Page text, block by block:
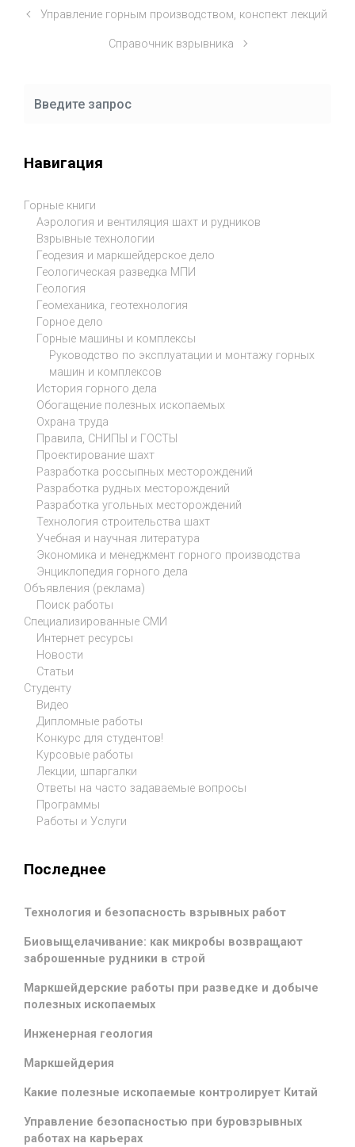
Управление горным производством, конспект лекций
Справочник взрывника
Навигация
Горные книги
Аэрология и вентиляция шахт и рудников
Взрывные технологии
Геодезия и маркшейдерское дело
Геологическая разведка МПИ
Геология
Геомеханика, геотехнология
Горное дело
Горные машины и комплексы
Руководство по эксплуатации и монтажу горных
машин и комплексов
История горного дела
Обогащение полезных ископаемых
Охрана труда
Правила, СНИПЫ и ГОСТЫ
Проектирование шахт
Разработка россыпных месторождений
Разработка рудных месторождений
Разработка угольных месторождений
Технология строительства шахт
Учебная и научная литература
Экономика и менеджмент горного производства
Энциклопедия горного дела
Объявления (реклама)
Поиск работы
Специализированные СМИ
Интернет ресурсы
Новости
Статьи
Студенту
Видео
Дипломные работы
Конкурс для студентов!
Курсовые работы
Лекции, шпаргалки
Ответы на часто задаваемые вопросы
Программы
Работы и Услуги
Последнее
Технология и безопасность взрывных работ
Биовыщелачивание: как микробы возвращают
заброшенные рудники в строй
Маркшейдерские работы при разведке и добыче
полезных ископаемых
Инженерная геология
Маркшейдерия
Какие полезные ископаемые контролирует Китай
Управление безопасностью при буровзрывных
работах на карьерах